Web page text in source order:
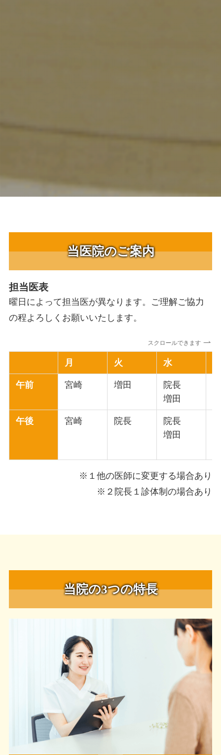
当医院のご案内
担当医表
曜日によって担当医が異なります。ご理解ご協力
の程よろしくお願いいたします。
スクロールできます
月 火 水
午前 宮崎 増田
院長
増田
午後 宮崎 院長
院長
増田
※１他の医師に変更する場合あり
※２院長１診体制の場合あり
当院の3つの特長